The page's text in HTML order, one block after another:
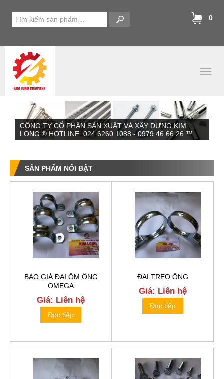
0
CÔNG TY CỔ PHẦN SẢN XUẤT VÀ XÂY DỰNG KIM
LONG ® HOTLINE: 024.6260.1088 - 0979.46.66.26 ™
SẢN PHẨM NỔI BẬT
BÁO GIÁ ĐAI ÔM ỐNG
OMEGA
Giá: Liên hệ
Đọc tiếp
ĐAI TREO ỐNG
Giá: Liên hệ
Đọc tiếp